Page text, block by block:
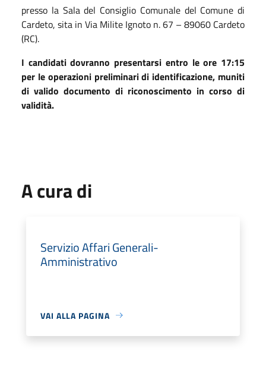
presso la Sala del Consiglio Comunale del Comune di
Cardeto, sita in Via Milite Ignoto n. 67 – 89060 Cardeto
(RC).
I candidati dovranno presentarsi entro le ore 17:15
per le operazioni preliminari di identificazione, muniti
di valido documento di riconoscimento in corso di
validità.
A cura di
Servizio Affari Generali-
Amministrativo
VAI ALLA PAGINA